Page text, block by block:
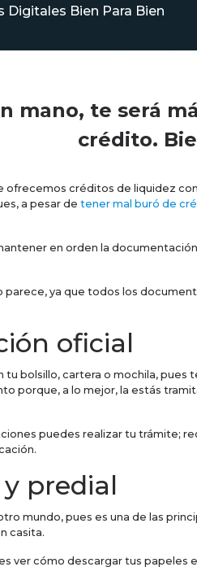
Digitales Bien Para Bien
mano, te será
crédito.
ofrecemos créditos de liquidez
a pesar de tener mal buró de
en orden la
ya que todos los
oficial
bolsillo, cartera o mochila, pues
porque, a lo mejor, la estás
puedes realizar tu trámite;
predial
mundo, pues es una de las
casita.
ver cómo descargar tus papeles